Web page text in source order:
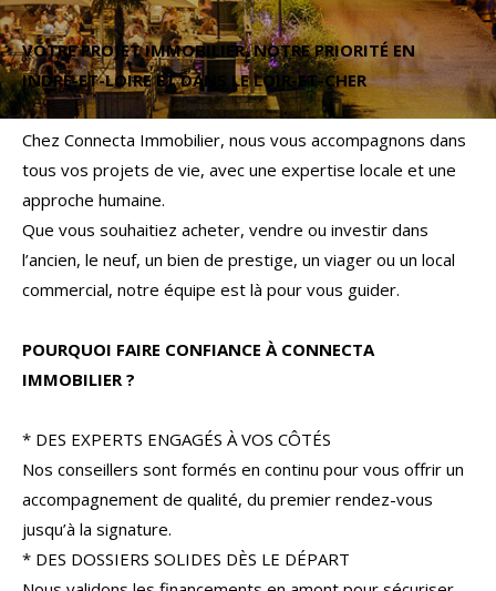
VOTRE PROJET IMMOBILIER, NOTRE PRIORITÉ EN
INDRE-ET-LOIRE ET DANS LE LOIR-ET-CHER
Chez Connecta Immobilier, nous vous accompagnons dans
tous vos projets de vie, avec une expertise locale et une
approche humaine.
Que vous souhaitiez acheter, vendre ou investir dans
l’ancien, le neuf, un bien de prestige, un viager ou un local
commercial, notre équipe est là pour vous guider.
POURQUOI FAIRE CONFIANCE À CONNECTA
IMMOBILIER ?
* DES EXPERTS ENGAGÉS À VOS CÔTÉS
Nos conseillers sont formés en continu pour vous offrir un
accompagnement de qualité, du premier rendez-vous
jusqu’à la signature.
* DES DOSSIERS SOLIDES DÈS LE DÉPART
Budget
Budget
Surface
Surface
Pièces
Pièces
Référence
AFFINER LES CRITÈRES
FILTRER PAR
COUPS DE COEUR
NOUVEAUTÉS